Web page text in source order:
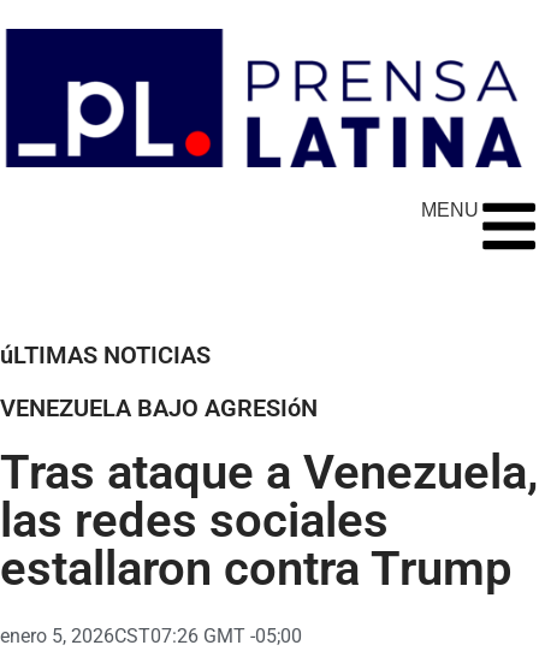
MENU
úLTIMAS NOTICIAS
VENEZUELA BAJO AGRESIóN
Tras ataque a Venezuela,
las redes sociales
estallaron contra Trump
enero 5, 2026CST07:26 GMT -05;00